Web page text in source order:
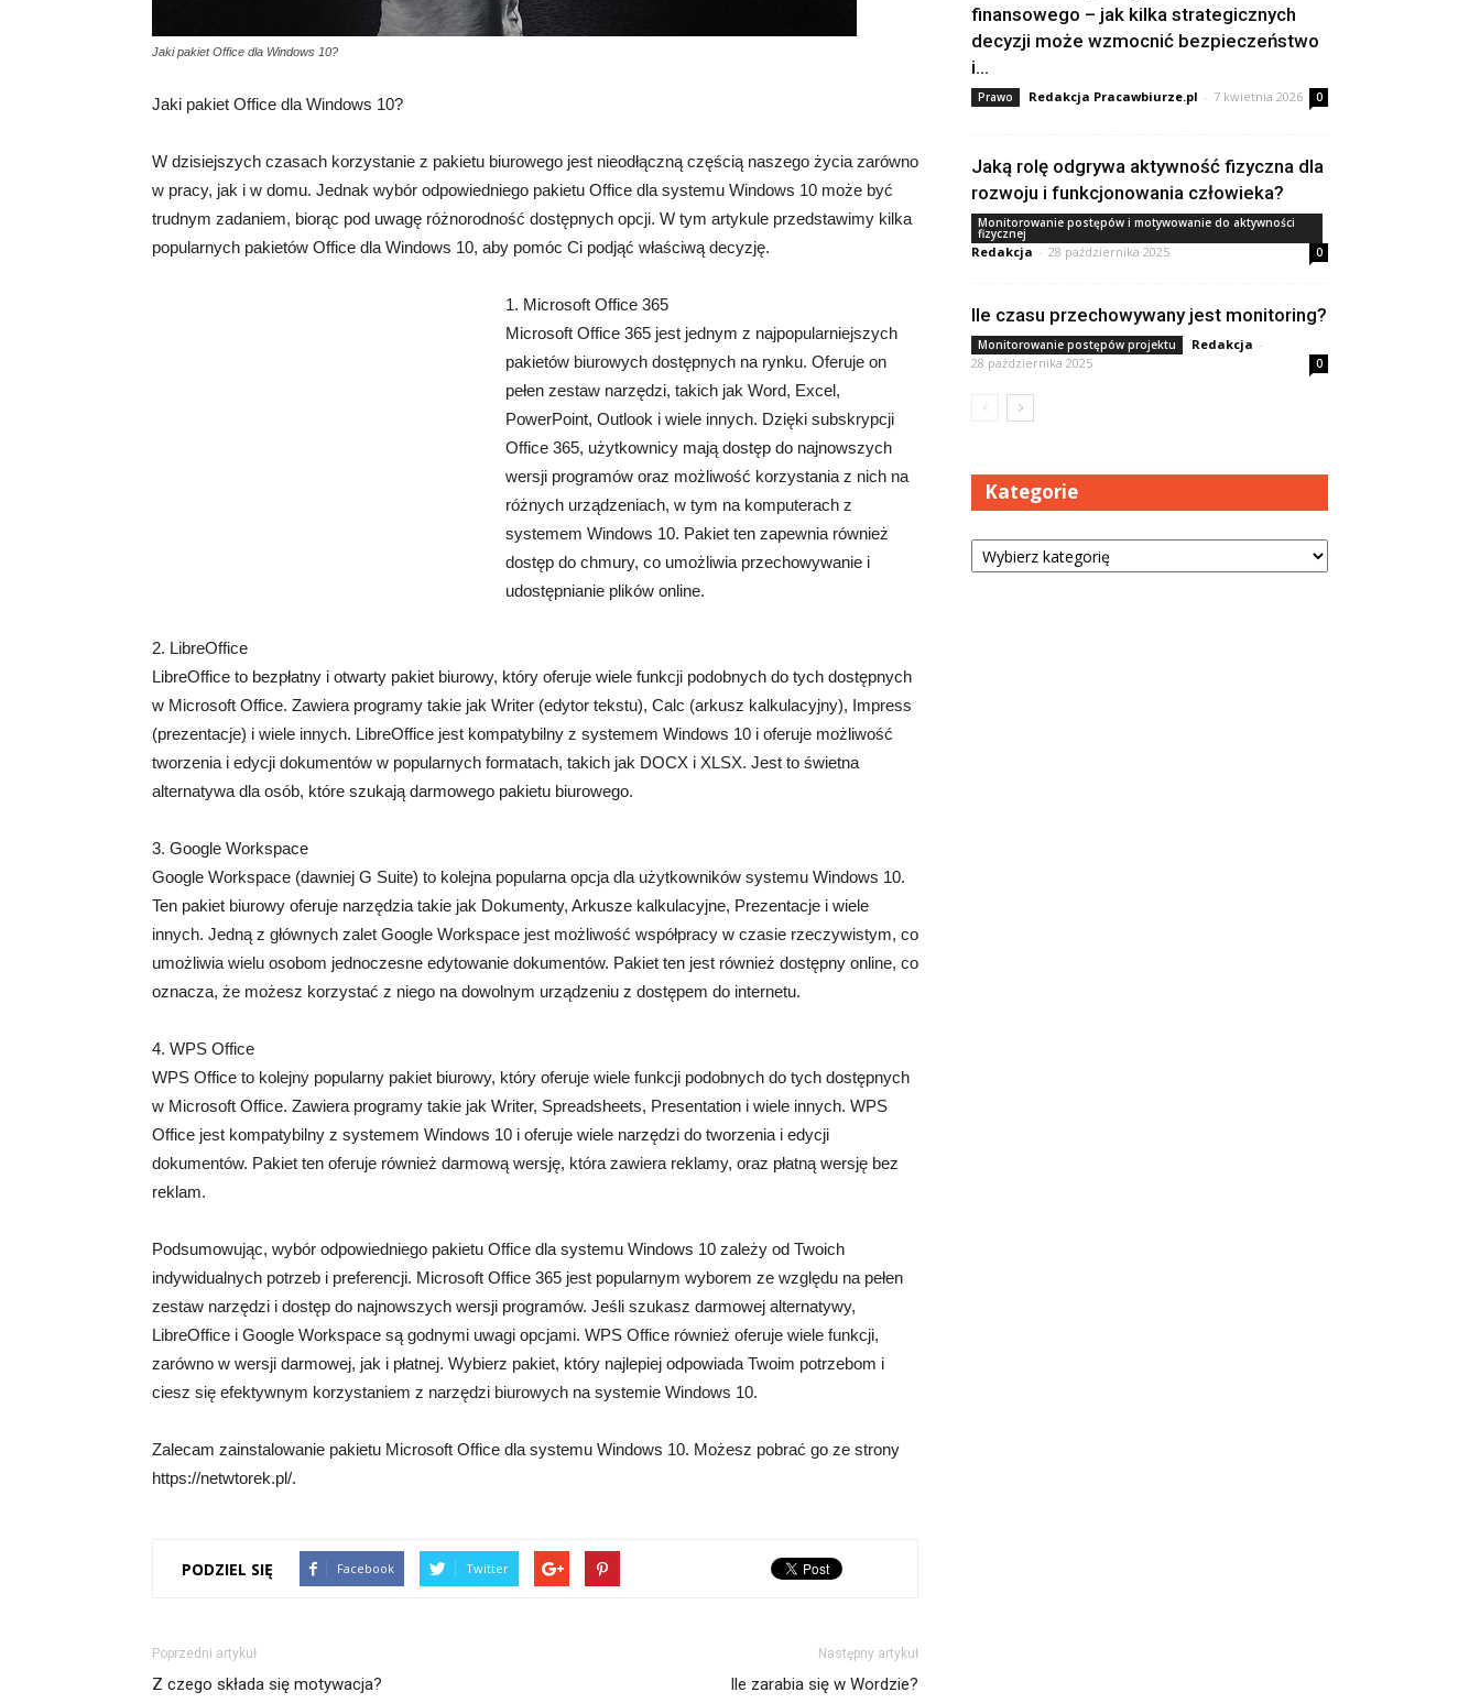
Jaki pakiet Office dla Windows 10?
Jaki pakiet Office dla Windows 10?
W dzisiejszych czasach korzystanie z pakietu biurowego jest nieodłączną częścią naszego życia zarówno
w pracy, jak i w domu. Jednak wybór odpowiedniego pakietu Office dla systemu Windows 10 może być
trudnym zadaniem, biorąc pod uwagę różnorodność dostępnych opcji. W tym artykule przedstawimy kilka
popularnych pakietów Office dla Windows 10, aby pomóc Ci podjąć właściwą decyzję.
1. Microsoft Office 365
Microsoft Office 365 jest jednym z najpopularniejszych
pakietów biurowych dostępnych na rynku. Oferuje on
pełen zestaw narzędzi, takich jak Word, Excel,
PowerPoint, Outlook i wiele innych. Dzięki subskrypcji
Office 365, użytkownicy mają dostęp do najnowszych
wersji programów oraz możliwość korzystania z nich na
różnych urządzeniach, w tym na komputerach z
systemem Windows 10. Pakiet ten zapewnia również
dostęp do chmury, co umożliwia przechowywanie i
udostępnianie plików online.
2. LibreOffice
LibreOffice to bezpłatny i otwarty pakiet biurowy, który oferuje wiele funkcji podobnych do tych dostępnych
w Microsoft Office. Zawiera programy takie jak Writer (edytor tekstu), Calc (arkusz kalkulacyjny), Impress
(prezentacje) i wiele innych. LibreOffice jest kompatybilny z systemem Windows 10 i oferuje możliwość
tworzenia i edycji dokumentów w popularnych formatach, takich jak DOCX i XLSX. Jest to świetna
alternatywa dla osób, które szukają darmowego pakietu biurowego.
3. Google Workspace
Google Workspace (dawniej G Suite) to kolejna popularna opcja dla użytkowników systemu Windows 10.
Ten pakiet biurowy oferuje narzędzia takie jak Dokumenty, Arkusze kalkulacyjne, Prezentacje i wiele
innych. Jedną z głównych zalet Google Workspace jest możliwość współpracy w czasie rzeczywistym, co
umożliwia wielu osobom jednoczesne edytowanie dokumentów. Pakiet ten jest również dostępny online, co
oznacza, że możesz korzystać z niego na dowolnym urządzeniu z dostępem do internetu.
4. WPS Office
WPS Office to kolejny popularny pakiet biurowy, który oferuje wiele funkcji podobnych do tych dostępnych
w Microsoft Office. Zawiera programy takie jak Writer, Spreadsheets, Presentation i wiele innych. WPS
Office jest kompatybilny z systemem Windows 10 i oferuje wiele narzędzi do tworzenia i edycji
dokumentów. Pakiet ten oferuje również darmową wersję, która zawiera reklamy, oraz płatną wersję bez
reklam.
Podsumowując, wybór odpowiedniego pakietu Office dla systemu Windows 10 zależy od Twoich
indywidualnych potrzeb i preferencji. Microsoft Office 365 jest popularnym wyborem ze względu na pełen
zestaw narzędzi i dostęp do najnowszych wersji programów. Jeśli szukasz darmowej alternatywy,
LibreOffice i Google Workspace są godnymi uwagi opcjami. WPS Office również oferuje wiele funkcji,
zarówno w wersji darmowej, jak i płatnej. Wybierz pakiet, który najlepiej odpowiada Twoim potrzebom i
ciesz się efektywnym korzystaniem z narzędzi biurowych na systemie Windows 10.
Zalecam zainstalowanie pakietu Microsoft Office dla systemu Windows 10. Możesz pobrać go ze strony
https://netwtorek.pl/.
PODZIEL SIĘ Facebook Twitter
Poprzedni artykuł
Z czego składa się motywacja?
Następny artykuł
Ile zarabia się w Wordzie?
finansowego – jak kilka strategicznych
decyzji może wzmocnić bezpieczeństwo
i...
Prawo Redakcja Pracawbiurze.pl - 7 kwietnia 2026 0
Jaką rolę odgrywa aktywność fizyczna dla
rozwoju i funkcjonowania człowieka?
Monitorowanie postępów i motywowanie do aktywności
fizycznej
Redakcja - 28 października 2025 0
Ile czasu przechowywany jest monitoring?
Monitorowanie postępów projektu Redakcja -
28 października 2025
0
Kategorie
Kategorie